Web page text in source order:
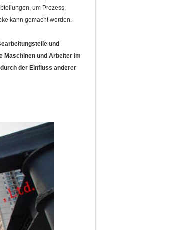
um Prozess,
kann gemacht werden.
und
Maschinen und Arbeiter im
der Einfluss anderer